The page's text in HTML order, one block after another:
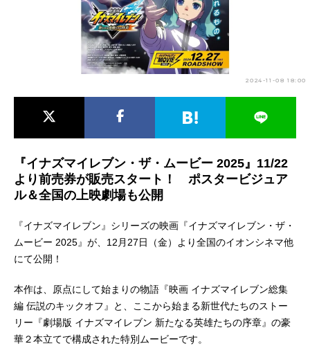
今期アニメ曜日別一覧
夏アニメ
男性声優/女性声優一覧
2024-11-08 18:00
『イナズマイレブン・ザ・ムービー 2025』11/22
より前売券が販売スタート！ ポスタービジュア
ル＆全国の上映劇場も公開
『イナズマイレブン』シリーズの映画『イナズマイレブン・ザ・
ムービー 2025』が、12月27日（金）より全国のイオンシネマ他
にて公開！
本作は、原点にして始まりの物語『映画 イナズマイレブン総集
編 伝説のキックオフ』と、ここから始まる新世代たちのストー
リー『劇場版 イナズマイレブン 新たなる英雄たちの序章』の豪
華２本立てで構成された特別ムービーです。